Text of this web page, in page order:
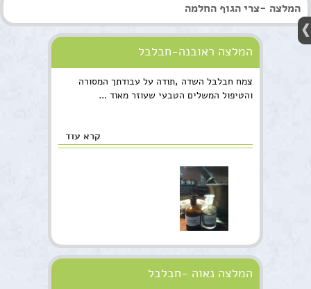
דוא"ל
טלפון
המלצה -צרי הגוף החלמה
המלצה ראובנה-חבלבל
צמח חבלבל השדה ,תודה על עבודתך המסורה
והטיפול המשלים הטבעי שעוזר מאוד ...
קרא עוד
המלצה נאוה -חבלבל